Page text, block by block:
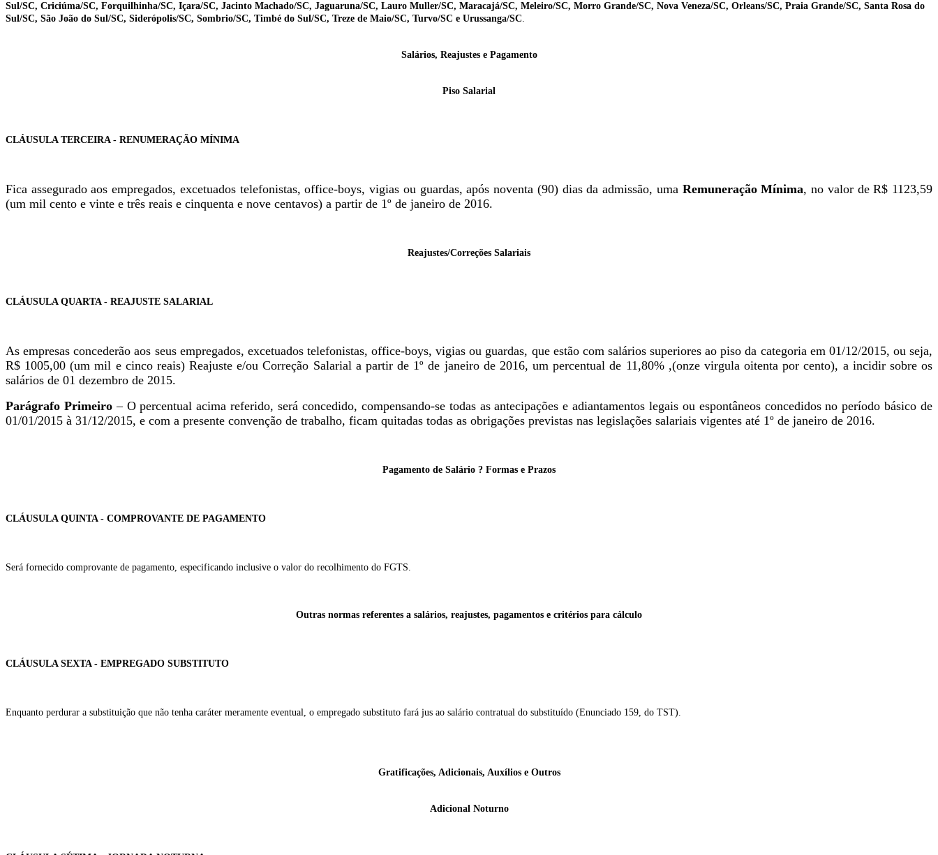
Sul/SC, Criciúma/SC, Forquilhinha/SC, Içara/SC, Jacinto Machado/SC, Jaguaruna/SC, Lauro Muller/SC, Maracajá/SC, Meleiro/SC, Morro Grande/SC, Nova Veneza/SC, Orleans/SC, Praia Grande/SC, Santa Rosa do
Sul/SC, São João do Sul/SC, Siderópolis/SC, Sombrio/SC, Timbé do Sul/SC, Treze de Maio/SC, Turvo/SC e Urussanga/SC.
Salários, Reajustes e Pagamento
Piso Salarial
CLÁUSULA TERCEIRA - RENUMERAÇÃO MÍNIMA
Fica assegurado aos empregados, excetuados telefonistas, office-boys, vigias ou guardas, após noventa (90) dias da admissão, uma Remuneração Mínima, no valor de R$ 1123,59
(um mil cento e vinte e três reais e cinquenta e nove centavos) a partir de 1º de janeiro de 2016.
Reajustes/Correções Salariais
CLÁUSULA QUARTA - REAJUSTE SALARIAL
As empresas concederão aos seus empregados, excetuados telefonistas, office-boys, vigias ou guardas, que estão com salários superiores ao piso da categoria em 01/12/2015, ou seja,
R$ 1005,00 (um mil e cinco reais) Reajuste e/ou Correção Salarial a partir de 1º de janeiro de 2016, um percentual de 11,80% ,(onze virgula oitenta por cento), a incidir sobre os
salários de 01 dezembro de 2015.
Parágrafo Primeiro– O percentual acima referido, será concedido, compensando-se todas as antecipações e adiantamentos legais ou espontâneos concedidos no período básico de
01/01/2015 à 31/12/2015, e com a presente convenção de trabalho, ficam quitadas todas as obrigações previstas nas legislações salariais vigentes até 1º de janeiro de 2016.
Pagamento de Salário ? Formas e Prazos
CLÁUSULA QUINTA - COMPROVANTE DE PAGAMENTO
Será fornecido comprovante de pagamento, especificando inclusive o valor do recolhimento do FGTS.
Outras normas referentes a salários, reajustes, pagamentos e critérios para cálculo
CLÁUSULA SEXTA - EMPREGADO SUBSTITUTO
Enquanto perdurar a substituição que não tenha caráter meramente eventual, o empregado substituto fará jus ao salário contratual do substituído (Enunciado 159, do TST).
Gratificações, Adicionais, Auxílios e Outros
Adicional Noturno